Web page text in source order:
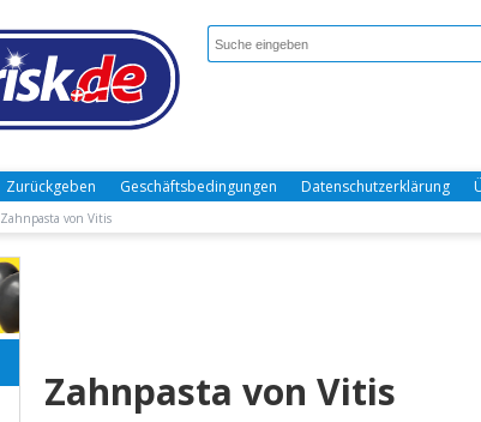
Zurückgeben Geschäftsbedingungen Datenschutzerklärung
Zahnpasta von Vitis
Zahnpasta von Vitis